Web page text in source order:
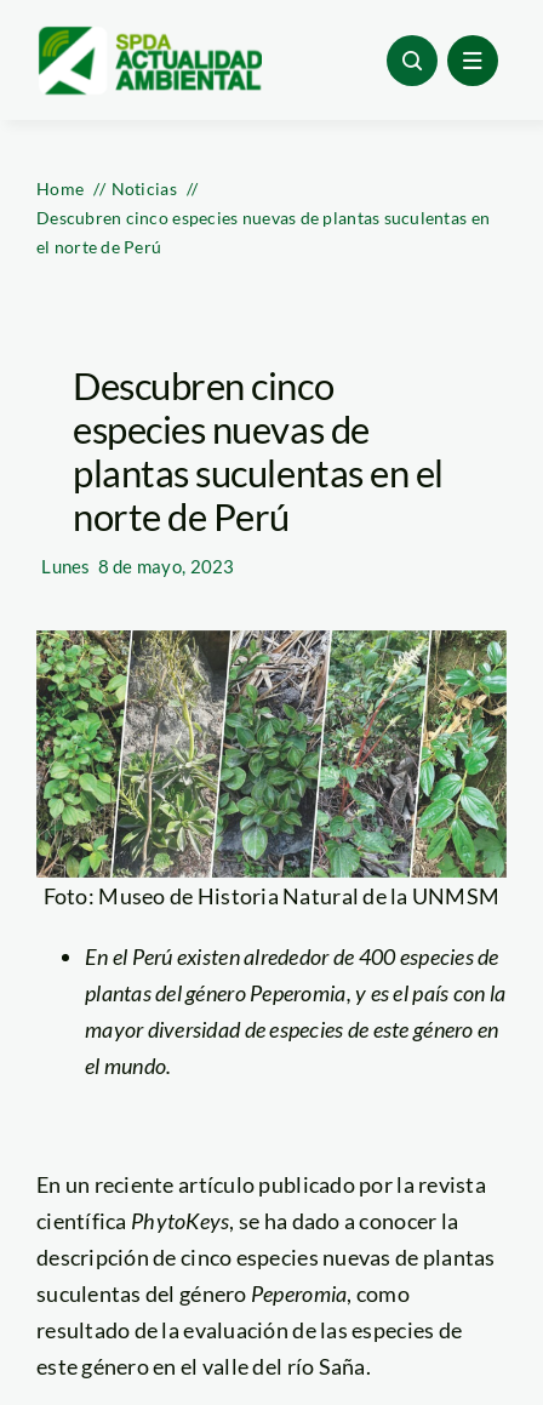
content
Home
Noticias
Descubren cinco especies nuevas de plantas suculentas en
el norte de Perú
Descubren cinco
especies nuevas de
plantas suculentas en el
norte de Perú
Lunes 8 de mayo, 2023
Foto: Museo de Historia Natural de la UNMSM
En el Perú existen alrededor de 400 especies de
plantas del género Peperomia, y es el país con la
mayor diversidad de especies de este género en
el mundo.
En un reciente artículo publicado por la revista
científica PhytoKeys, se ha dado a conocer la
descripción de cinco especies nuevas de plantas
suculentas del género Peperomia, como
resultado de la evaluación de las especies de
este género en el valle del río Saña.